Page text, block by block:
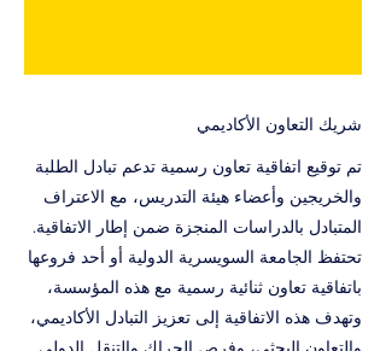
شريك التعاون الأكاديمي
تم توقيع اتفاقية تعاون رسمية تدعم تبادل الطلبة
والخريجين وأعضاء هيئة التدريس، مع الاعتراف
المتبادل بالدراسات المنجزة ضمن إطار الاتفاقية.
تحتفظ الجامعة السويسرية الدولية أو أحد فروعها
باتفاقية تعاون ثنائية رسمية مع هذه المؤسسة،
وتهدف هذه الاتفاقية إلى تعزيز التبادل الأكاديمي،